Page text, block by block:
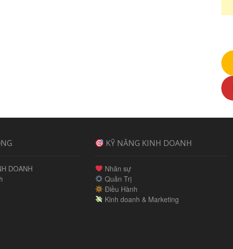
DOANH
KỸ NĂNG KINH DOANH
Nhân sự
Quản Trị
Điều Hành
Kinh doanh & Marketing